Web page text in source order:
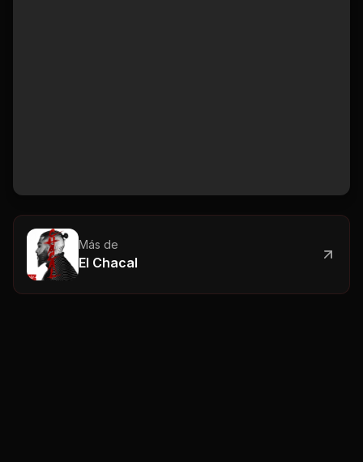
Más de
El Chacal